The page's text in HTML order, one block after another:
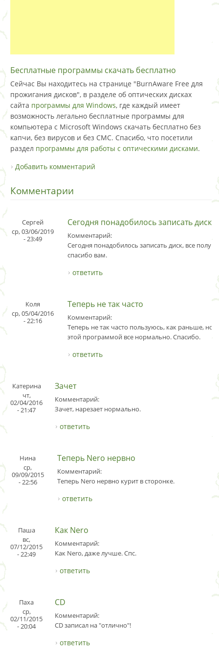
Бесплатные программы скачать бесплатно
Сейчас Вы находитесь на странице "BurnAware Free для
прожигания дисков", в разделе об оптических дисках
сайта программы для Windows, где каждый имеет
возможность легально бесплатные программы для
компьютера с Microsoft Windows скачать бесплатно без
капчи, без вирусов и без СМС. Спасибо, что посетили
раздел программы для работы с оптическими дисками.
Добавить комментарий
Комментарии
Сергей
ср, 03/06/2019
- 23:49
Сегодня понадобилось записать диск
Комментарий:
Сегодня понадобилось записать диск, все
спасибо вам.
ответить
Коля
ср, 05/04/2016
- 22:16
Теперь не так часто
Комментарий:
Теперь не так часто пользуюсь, как раньше, но
этой программой все нормально. Спасибо.
ответить
Катерина
чт,
02/04/2016
- 21:47
Зачет
Комментарий:
Зачет, нарезает нормально.
ответить
Нина
ср,
09/09/2015
- 22:56
Теперь Nero нервно
Комментарий:
Теперь Nero нервно курит в сторонке.
ответить
Паша
вс,
07/12/2015
- 22:49
Как Nero
Комментарий:
Как Nero, даже лучше. Спс.
ответить
Паха
ср,
02/11/2015
- 20:04
CD
Комментарий:
CD записал на "отлично"!
ответить